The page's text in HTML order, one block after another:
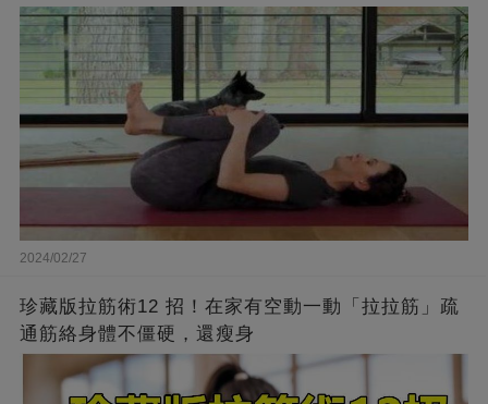
2024/02/27
珍藏版拉筋術12 招！在家有空動一動「拉拉筋」疏
通筋絡身體不僵硬，還瘦身